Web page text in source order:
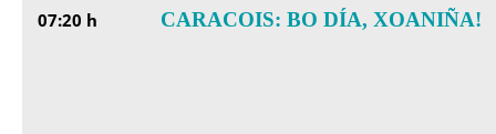
07:20 h CARACOIS: BO DÍA, XOANIÑA!